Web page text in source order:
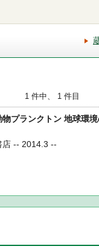
1 件中、 1 件目
プランクトン 地球環
店 -- 2014.3 --